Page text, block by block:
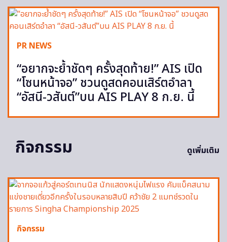
PR NEWS
“อยากจะย้ำชัดๆ ครั้งสุดท้าย!” AIS เปิด
“โซนหน้าจอ” ชวนดูสดคอนเสิร์ตอำลา
“อัสนี-วสันต์”บน AIS PLAY 8 ก.ย. นี้
กิจกรรม ดูเพิ่มเติม
กิจกรรม